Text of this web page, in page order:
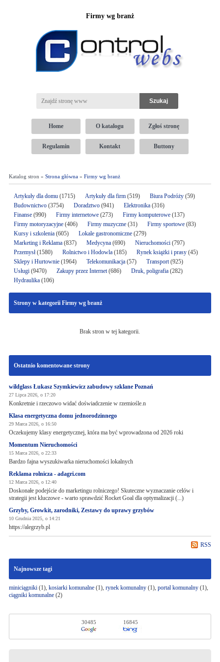
Firmy wg branż
Home O katalogu Zgłoś stronę
Regulamin Kontakt Buttony
Katalog stron » Strona główna» Firmy wg branż
Artykuły dla domu(1715) Artykuły dla firm(519) Biura Podróży(59)
Budownictwo(3754) Doradztwo(941) Elektronika (316)
Finanse(990) Firmy internetowe (273) Firmy komputerowe(137)
Firmy motoryzacyjne(406) Firmy muzyczne(31) Firmy sportowe(83)
Kursy i szkolenia(605) Lokale gastronomiczne(279)
Marketing i Reklama(837) Medycyna(690) Nieruchomości(797)
Przemysł(1580) Rolnictwo i Hodowla(185) Rynek książki i prasy(45)
Sklepy i Hurtownie(1964) Telekomunikacja(57) Transport(925)
Usługi(9470) Zakupy przez Internet(686) Druk, poligrafia(282)
Hydraulika(106)
Strony w kategorii Firmy wg branż
Brak stron w tej kategorii.
Ostatnio komentowane strony
wildglass Łukasz Szymkiewicz zabudowy szklane Poznań
27 Lipca 2026, o 17:20
Konkretnie i rzeczowo widać doświadczenie w rzemiośle.n
Klasa energetyczna domu jednorodzinnego
29 Marca 2026, o 16:50
Oczekujemy klasy energetycznej, która ma być wprowadzona od 2026 roki
Momentum Nieruchomości
15 Marca 2026, o 22:33
Bardzo fajna wyszukiwarka nieruchomości lokalnych
Reklama rolnicza - adagri.com
12 Marca 2026, o 12:40
Doskonałe podejście do marketingu rolniczego! Skuteczne wyznaczanie celów i
strategii jest kluczowe - warto sprawdzić Rocket Goal dla optymalizacji (...)
Grzyby, Growkit, zarodniki, Zestawy do uprawy grzybów
10 Grudnia 2025, o 14:21
https://alegrzyb.pl
RSS
Najnowsze tagi
miniciągniki(1), kosiarki komunalne(1), rynek komunalny(1), portal komunalny(1),
ciągniki komunalne(2)
30485 16845